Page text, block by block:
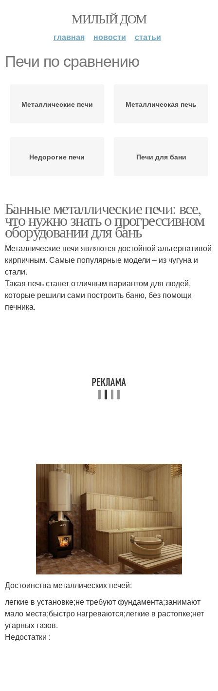
МИЛЫЙ ДОМ
главная новости статьи
Печи по сравнению
Металлические печи Металлическая печь
Недорогие печи Печи для бани
Банные металлические печи: все,
что нужно знать о прогрессивном
оборудовании для бань
Металлические печи являются достойной альтернативой
кирпичным. Самые популярные модели – из чугуна и
стали.
Такая печь станет отличным вариантом для людей,
которые решили сами построить баню, без помощи
печника.
Достоинства металлических печей:
легкие в установке;не требуют фундамента;занимают
мало места;быстро нагреваются;легкие в растопке;нет
угарных газов.
Недостатки :